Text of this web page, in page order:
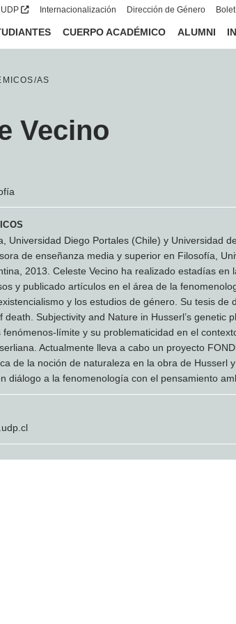
UDP Internacionalización Dirección de Género
CUERPO ACADÉMICO ALUMNI
AS
Vecino
Universidad Diego Portales (Chile) y Universidad
de enseñanza media y superior en Filosofía,
2013. Celeste Vecino ha realizado estadías en
y publicado artículos en el área de la
y los estudios de género. Su tesis de
death. Subjectivity and Nature in Husserl’s genetic
límite y su problematicidad en el
Actualmente lleva a cabo un proyecto
de la noción de naturaleza en la obra de Husserl
diálogo a la fenomenología con el pensamiento